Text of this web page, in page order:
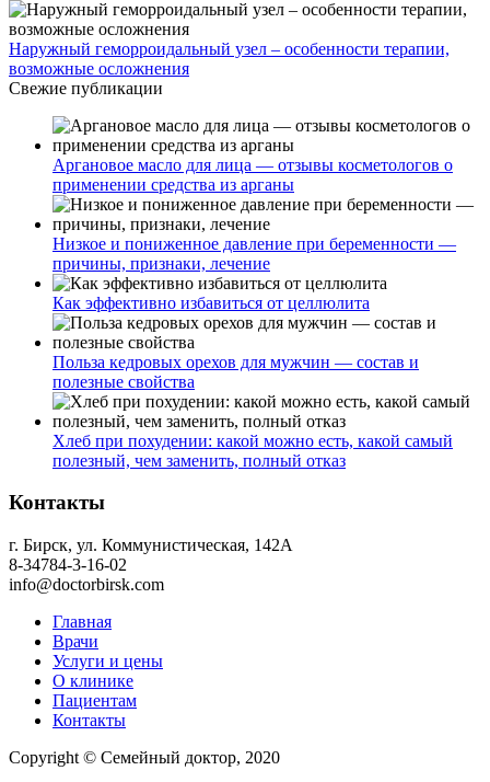
Наружный геморроидальный узел – особенности терапии,
возможные осложнения
Свежие публикации
Аргановое масло для лица — отзывы косметологов о
применении средства из арганы
Низкое и пониженное давление при беременности —
причины, признаки, лечение
Как эффективно избавиться от целлюлита
Польза кедровых орехов для мужчин — состав и
полезные свойства
Хлеб при похудении: какой можно есть, какой самый
полезный, чем заменить, полный отказ
Контакты
г. Бирск, ул. Коммунистическая, 142А
8-34784-3-16-02
info@doctorbirsk.com
Главная
Врачи
Услуги и цены
О клинике
Пациентам
Контакты
Copyright © Семейный доктор, 2020